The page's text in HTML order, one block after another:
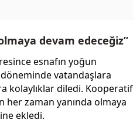
devam edeceğiz”
esnafın yoğun
vatandaşlara
kolaylıklar diledi. Kooperatif
her zaman yanında olmaya
ekledi.